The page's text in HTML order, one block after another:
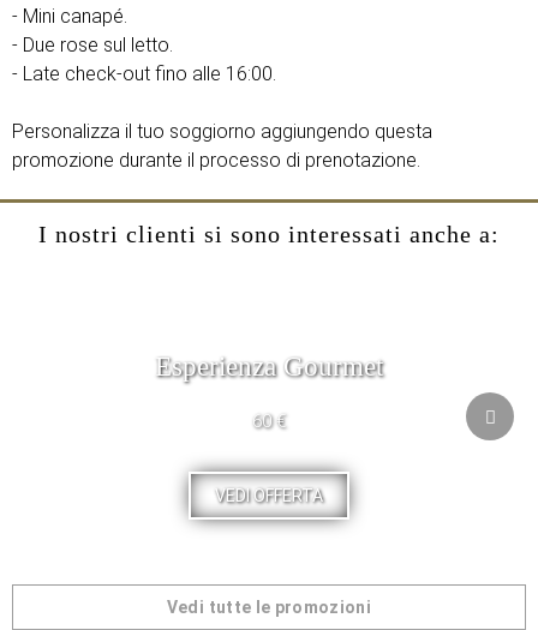
- Mini canapé.
- Due rose sul letto.
- Late check-out fino alle 16:00.
Personalizza il tuo soggiorno aggiungendo questa
promozione durante il processo di prenotazione.
I nostri clienti si sono interessati anche a:
Esperienza Gourmet
60 €
VEDI OFFERTA
Vedi tutte le promozioni